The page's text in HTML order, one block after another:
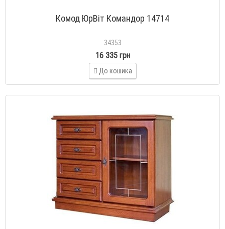
Комод ЮрВіт Командор 14714
34353
16 335 грн
До кошика